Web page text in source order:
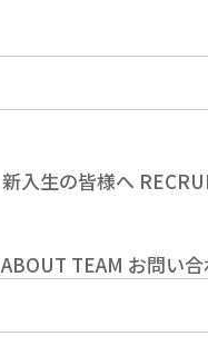
入生の皆様へ
ABOUT TEAM お問い